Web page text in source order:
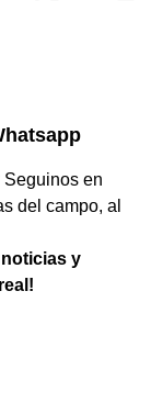
Seguinos en
del campo, al
noticias y